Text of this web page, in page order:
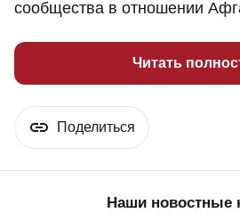
сообщества в отношении
Читать
Поделиться
Наши новостные